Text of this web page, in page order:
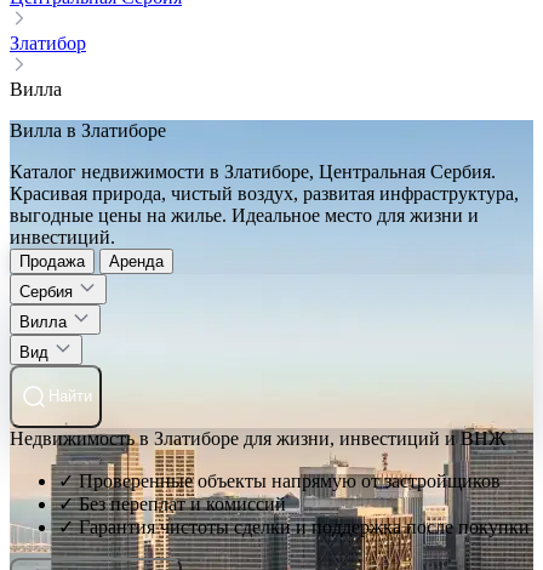
Златибор
Вилла
Вилла в Златиборе
Каталог недвижимости в Златиборе, Центральная Сербия.
Красивая природа, чистый воздух, развитая инфраструктура,
выгодные цены на жилье. Идеальное место для жизни и
инвестиций.
Продажа
Аренда
Сербия
Вилла
Вид
Найти
Недвижимость в Златиборе для жизни, инвестиций и ВНЖ
✓ Проверенные объекты напрямую от застройщиков
✓ Без переплат и комиссий
✓ Гарантия чистоты сделки и поддержка после покупки